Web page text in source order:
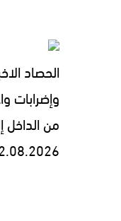
الحصاد
وإضرابات
من